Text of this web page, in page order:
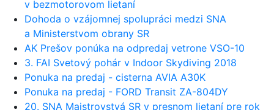
v bezmotorovom lietaní
Dohoda o vzájomnej spolupráci medzi SNA
a Ministerstvom obrany SR
AK Prešov ponúka na odpredaj vetrone VSO-10
3. FAI Svetový pohár v Indoor Skydiving 2018
Ponuka na predaj - cisterna AVIA A30K
Ponuka na predaj - FORD Transit ZA-804DY
20. SNA Majstrovstvá SR v presnom lietaní pre rok